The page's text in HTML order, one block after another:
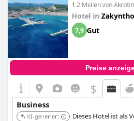
1.2 Meilen von Akrotiri
Hotel in
7,9 Gut
Preise
$
Business
KI-generiert
Dieses Hotel ist als